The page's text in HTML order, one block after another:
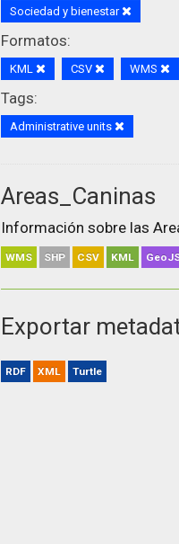
Sociedad y bienestar
Formatos:
KML CSV WMS
Tags:
Administrative units
Areas_Caninas
Información sobre las
WMS SHP CSV KML
Exportar
RDF XML Turtle